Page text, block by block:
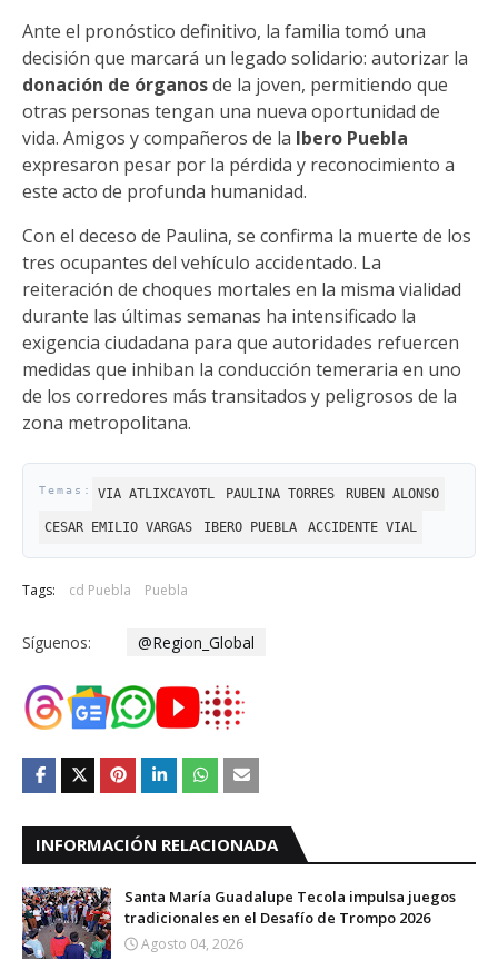
Ante el pronóstico definitivo, la familia tomó una
decisión que marcará un legado solidario: autorizar la
donación de órganosde la joven, permitiendo que
otras personas tengan una nueva oportunidad de
vida. Amigos y compañeros de la Ibero Puebla
expresaron pesar por la pérdida y reconocimiento a
este acto de profunda humanidad.
Con el deceso de Paulina, se confirma la muerte de los
tres ocupantes del vehículo accidentado. La
reiteración de choques mortales en la misma vialidad
durante las últimas semanas ha intensificado la
exigencia ciudadana para que autoridades refuercen
medidas que inhiban la conducción temeraria en uno
de los corredores más transitados y peligrosos de la
zona metropolitana.
VIA ATLIXCAYOTL PAULINA TORRES RUBEN ALONSO
CESAR EMILIO VARGAS IBERO PUEBLA ACCIDENTE VIAL
Tags: cd Puebla Puebla
Síguenos: @Region_Global
INFORMACIÓN RELACIONADA
Santa María Guadalupe Tecola impulsa juegos
tradicionales en el Desafío de Trompo 2026
Agosto 04, 2026